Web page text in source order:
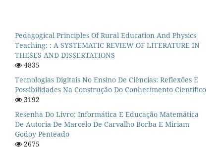
Pedagogical Principles Of Rural Education And Physics
Teaching: : A SYSTEMATIC REVIEW OF LITERATURE IN
THESES AND DISSERTATIONS
4835
Tecnologias Digitais No Ensino De Ciências: Reflexões E
Possibilidades Na Construção Do Conhecimento Científico
3192
Resenha Do Livro: Informática E Educação Matemática
De Autoria De Marcelo De Carvalho Borba E Miriam
Godoy Penteado
2675